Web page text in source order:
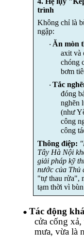
trình
Không chỉ là
ngập:
· Ăn mòn
axit và
chóng
bơm
· Tắc
đóng
nghẽn
(như
công
công
Thông điệp:
Tây Hà Nội
giải pháp kỹ
nước của Thủ
"tự thau rửa",
tạm thời vì
● Tác động
cửa cống
mưa, vừa là